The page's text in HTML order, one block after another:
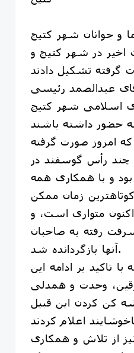
و جوانان شهر کتیج
اخیر در شهر کتیج و
عبدالصمد رئیسی
اسلامی شهر کتیج
امروز صورت گرفته
رأس گوسفند در
و با همکاری همه
زمان ممکن
متواری است، و
رفته به صاحبان
آنها بازگردانده شد.
تاکید بر ادامه این
وحدت و همدلی
کن کردن این قبیل
از تلاش و همکاری